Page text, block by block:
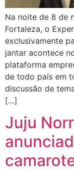
Na noite de 8 de
Fortaleza, o
exclusivamente
jantar acontece
plataforma
de todo país em
discussão de
[…]
Juju